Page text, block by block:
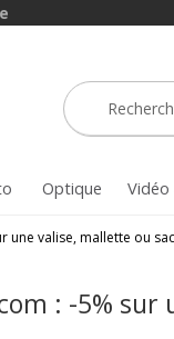
Optique Vidéo
une valise, mallette ou
: -5% sur